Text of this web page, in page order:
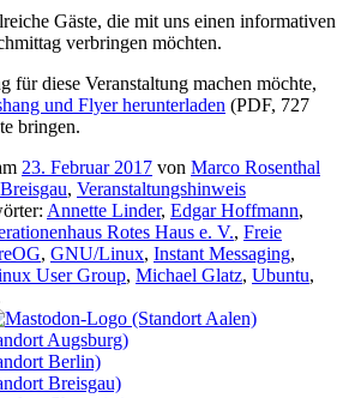
Gäste, die mit uns einen informativen
verbringen möchten.
für diese Veranstaltung machen möchte,
und Flyer herunterladen (PDF, 727
bringen.
23. Februar 2017 von Marco Rosenthal
, Veranstaltungshinweis
Annette Linder, Edgar Hoffmann,
Rotes Haus e. V., Freie
, GNU/Linux, Instant Messaging,
User Group, Michael Glatz, Ubuntu,